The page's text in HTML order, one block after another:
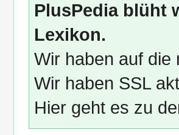
PlusPedia blüht
Lexikon.
Wir haben auf die
Wir haben SSL
Hier geht es zu